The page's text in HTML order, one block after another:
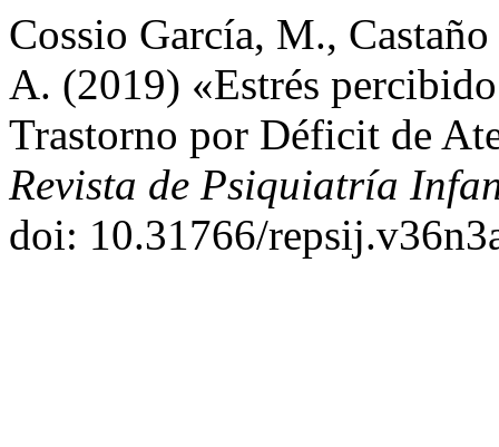
Cossio García, M.,
A. (2019) «Estrés
Trastorno por Déficit de
Revista de Psiquiatría
doi: 10.31766/